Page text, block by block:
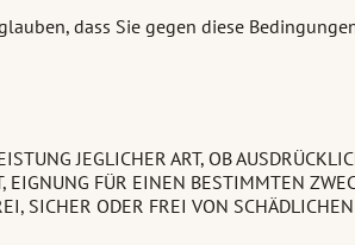
dass Sie gegen diese
JEGLICHER ART, OB
EIGNUNG FÜR EINEN BESTIMMTEN
SICHER ODER FREI VON